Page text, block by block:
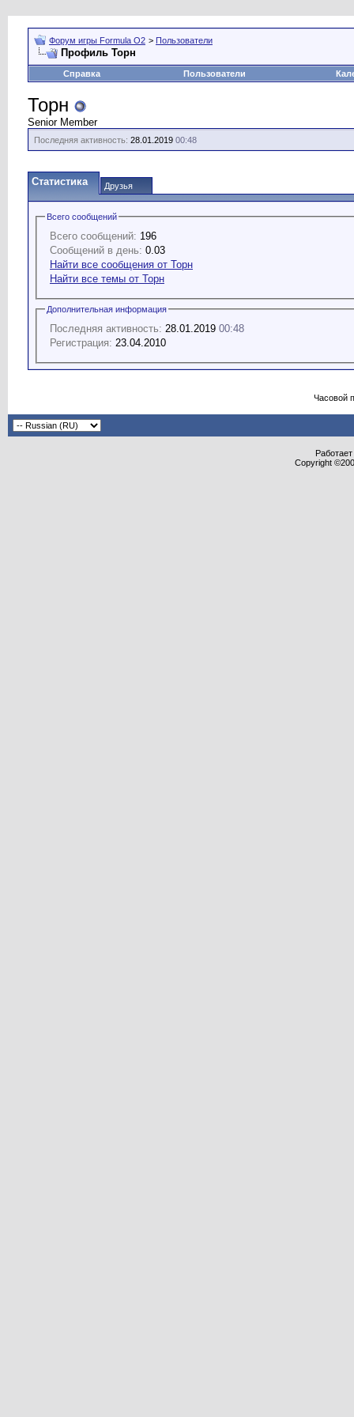
Форум игры Formula O2 > Пользователи
Профиль Торн
Справка Пользователи
Торн
Senior Member
Последняя активность: 28.01.2019 00:48
Статистика Друзья
Всего сообщений
Всего сообщений: 196
Сообщений в день: 0.03
Найти все сообщения от Торн
Найти все темы от Торн
Дополнительная информация
Последняя активность: 28.01.2019 00:48
Регистрация: 23.04.2010
Часовой
Copyright